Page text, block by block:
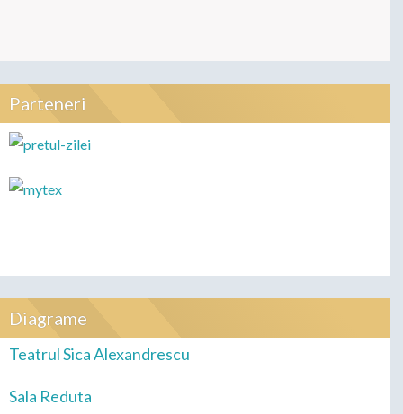
Parteneri
Diagrame
Teatrul Sica Alexandrescu
Sala Reduta